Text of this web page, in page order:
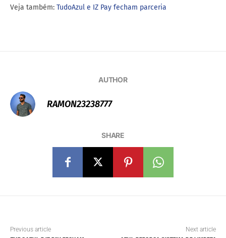
RAMON23238777
PARCERIA QUE PERMITE TROCA DE
CRÉDITOS POR PONTOS
E INICIA USO DE RAIO ULTRAVIOLETA
DA HONEYWELL